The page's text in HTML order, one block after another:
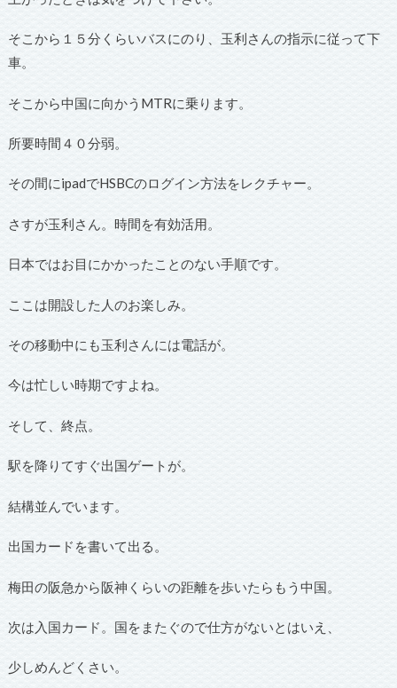
そこから１５分くらいバスにのり、玉利さんの指示に従って下
車。
そこから中国に向かうMTRに乗ります。
所要時間４０分弱。
その間にipadでHSBCのログイン方法をレクチャー。
さすが玉利さん。時間を有効活用。
日本ではお目にかかったことのない手順です。
ここは開設した人のお楽しみ。
その移動中にも玉利さんには電話が。
今は忙しい時期ですよね。
そして、終点。
駅を降りてすぐ出国ゲートが。
結構並んでいます。
出国カードを書いて出る。
梅田の阪急から阪神くらいの距離を歩いたらもう中国。
次は入国カード。国をまたぐので仕方がないとはいえ、
少しめんどくさい。